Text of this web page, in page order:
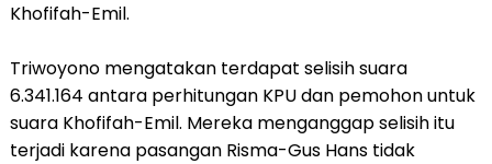
Khofifah-Emil.
Triwoyono mengatakan terdapat selisih suara
6.341.164 antara perhitungan KPU dan pemohon untuk
suara Khofifah-Emil. Mereka menganggap selisih itu
terjadi karena pasangan Risma-Gus Hans tidak